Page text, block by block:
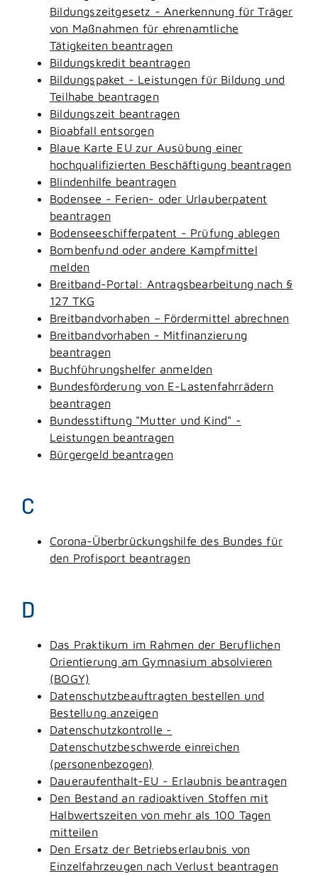
Bildungszeitgesetz - Anerkennung für Träger
von Maßnahmen für ehrenamtliche
Tätigkeiten beantragen
Bildungskredit beantragen
Bildungspaket - Leistungen für Bildung und
Teilhabe beantragen
Bildungszeit beantragen
Bioabfall entsorgen
Blaue Karte EU zur Ausübung einer
hochqualifizierten Beschäftigung beantragen
Blindenhilfe beantragen
Bodensee - Ferien- oder Urlauberpatent
beantragen
Bodenseeschifferpatent - Prüfung ablegen
Bombenfund oder andere Kampfmittel
melden
Breitband-Portal: Antragsbearbeitung nach §
127 TKG
Breitbandvorhaben – Fördermittel abrechnen
Breitbandvorhaben - Mitfinanzierung
beantragen
Buchführungshelfer anmelden
Bundesförderung von E-Lastenfahrrädern
beantragen
Bundesstiftung "Mutter und Kind" -
Leistungen beantragen
Bürgergeld beantragen
C
Corona-Überbrückungshilfe des Bundes für
den Profisport beantragen
D
Das Praktikum im Rahmen der Beruflichen
Orientierung am Gymnasium absolvieren
(BOGY)
Datenschutzbeauftragten bestellen und
Bestellung anzeigen
Datenschutzkontrolle -
Datenschutzbeschwerde einreichen
(personenbezogen)
Daueraufenthalt-EU - Erlaubnis beantragen
Den Bestand an radioaktiven Stoffen mit
Halbwertszeiten von mehr als 100 Tagen
mitteilen
Den Ersatz der Betriebserlaubnis von
Einzelfahrzeugen nach Verlust beantragen